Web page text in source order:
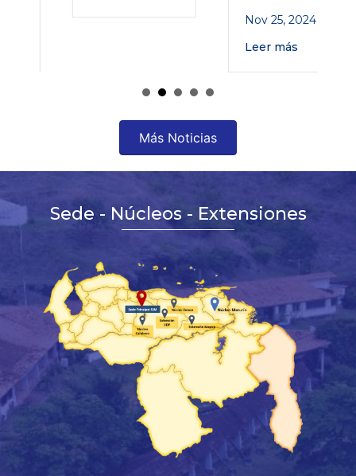
Nov 25, 2024
Leer más
Más Noticias
Sede - Núcleos - Extensiones